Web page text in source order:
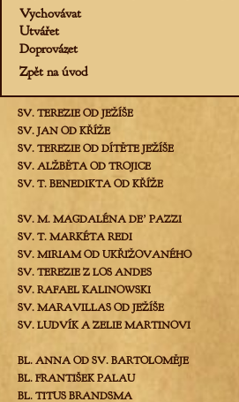
Vychovávat
Utvářet
Doprovázet
Zpět na úvod
SV. TEREZIE OD JEŽÍŠE
SV. JAN OD KŘÍŽE
SV. TEREZIE OD DÍTĚTE JEŽÍŠE
SV. ALŽBĚTA OD TROJICE
SV. T. BENEDIKTA OD KŘÍŽE
SV. M. MAGDALÉNA DEʼ PAZZI
SV. T. MARKÉTA REDI
SV. MIRIAM OD UKŘIŽOVANÉHO
SV. TEREZIE Z LOS ANDES
SV. RAFAEL KALINOWSKI
SV. MARAVILLAS OD JEŽÍŠE
SV. LUDVÍK A ZELIE MARTINOVI
BL. ANNA OD SV. BARTOLOMĚJE
BL. FRANTIŠEK PALAU
BL. TITUS BRANDSMA